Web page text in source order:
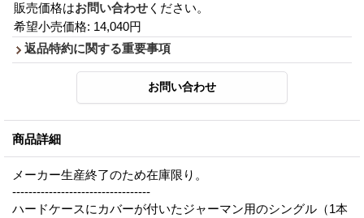
販売価格はお問い合わせ ください。
希望小売価格: 14,040円
返品特約に関する重要事項
商品詳細
メーカー生産終了のため在庫限り。
----------------------------------
ハードケースにカバーが付いたジャーマン用のシングル（1本